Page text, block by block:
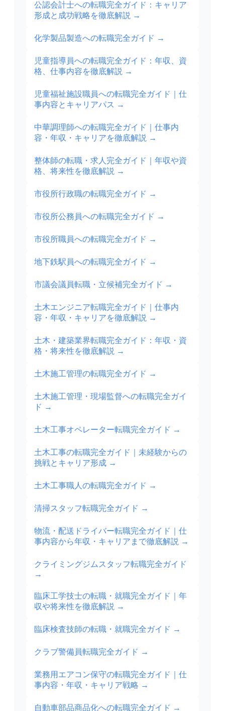
公認会計士への転職完全ガイド：キャリア
形成と成功戦略を徹底解説 →
化学製品製造への転職完全ガイド →
児童指導員への転職完全ガイド：年収、資
格、仕事内容を徹底解説 →
児童福祉施設職員への転職完全ガイド｜仕
事内容とキャリアパス →
中華調理師への転職完全ガイド｜仕事内
容・年収・キャリアを徹底解説 →
整体師の転職・求人完全ガイド｜年収や資
格、将来性を徹底解説 →
市役所行政職の転職完全ガイド →
市役所公務員への転職完全ガイド →
市役所職員への転職完全ガイド →
地下鉄駅員への転職完全ガイド →
市議会議員転職・立候補完全ガイド →
土木エンジニア転職完全ガイド｜仕事内
容・年収・キャリアを徹底解説 →
土木・建築業界転職完全ガイド：年収・資
格・将来性を徹底解説 →
土木施工管理の転職完全ガイド →
土木施工管理・現場監督への転職完全ガイ
ド →
土木工事オペレーター転職完全ガイド →
土木工事の転職完全ガイド｜未経験からの
挑戦とキャリア形成 →
土木工事職人の転職完全ガイド →
清掃スタッフ転職完全ガイド →
物流・配送ドライバー転職完全ガイド｜仕
事内容から年収・キャリアまで徹底解説 →
クライミングジムスタッフ転職完全ガイド
→
臨床工学技士の転職・就職完全ガイド｜年
収や将来性を徹底解説 →
臨床検査技師の転職・就職完全ガイド →
クラブ警備員転職完全ガイド →
業務用エアコン保守の転職完全ガイド｜仕
事内容・年収・キャリア戦略 →
自動車部品商品化への転職完全ガイド →